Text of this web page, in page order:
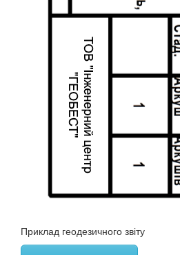
Приклад геодезичного звіту